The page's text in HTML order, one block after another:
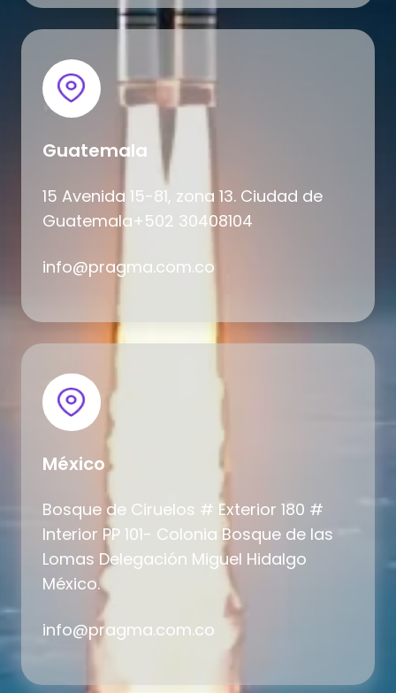
Guatemala
15 Avenida 15-81, zona 13. Ciudad de
Guatemala+502 30408104
info@pragma.com.co
México
Bosque de Ciruelos # Exterior 180 #
Interior PP 101- Colonia Bosque de las
Lomas Delegación Miguel Hidalgo
México.
info@pragma.com.co